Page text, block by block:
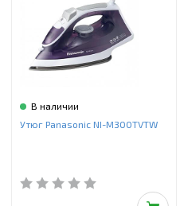
Фильтры для воды
Сантехника
В наличии
Утюг Panasonic NI-M300TVTW